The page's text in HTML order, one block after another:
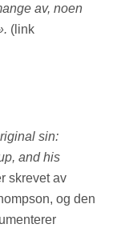
av, noen
(link
sin:
and his
skrevet av
og den